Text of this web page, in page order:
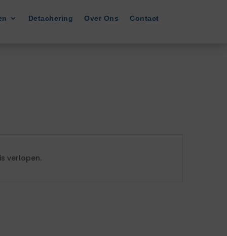
Detachering Over Ons Contact
verlopen.